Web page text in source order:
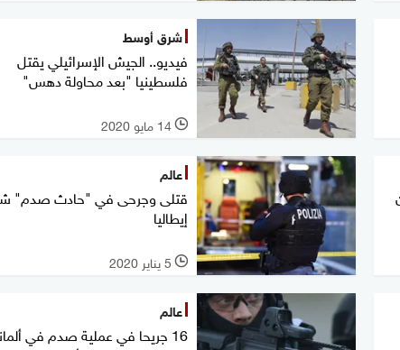
شرق أوسط
فيديو.. الجيش الإسرائيلي يقتل
فلسطينيا "بعد محاولة دهس"
l 14 مايو 2020
عالم
قتلى وجرحى في "حادث صدم"
إيطاليا
l 5 يناير 2020
عالم
16 جريحا في عملية صدم في